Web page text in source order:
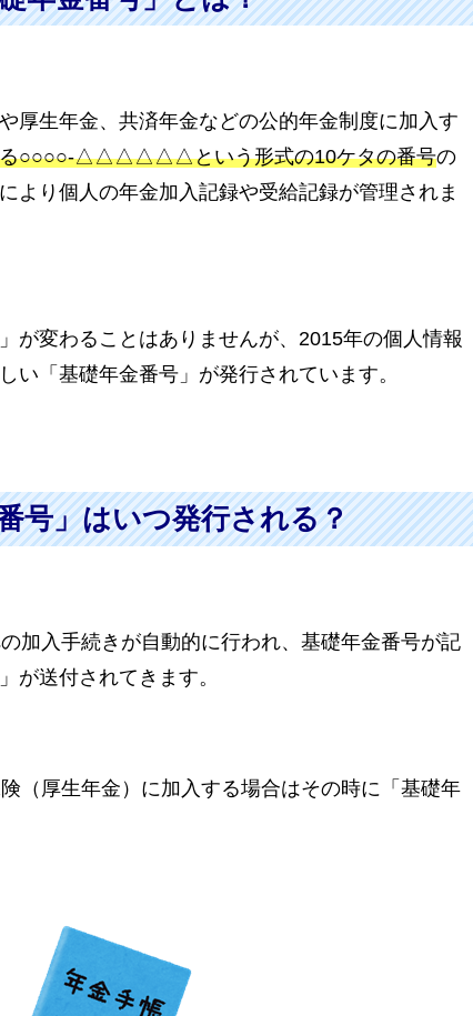
厚生年金、共済年金などの公的年金制度に加入す
る○○○○-△△△△△△という形式の10ケタの番号の
より個人の年金加入記録や受給記録が管理されま
が変わることはありませんが、2015年の個人情報
い「基礎年金番号」が発行されています。
号」はいつ発行される？
加入手続きが自動的に行われ、基礎年金番号が記
が送付されてきます。
（厚生年金）に加入する場合はその時に「基礎年